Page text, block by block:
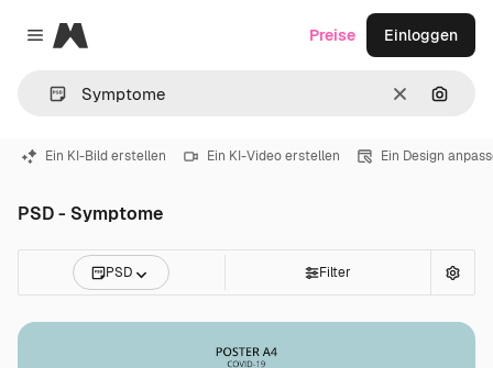
Close menu
Magnific
LöschenNach
Preise Einloggen
Ein KI-Bild erstellen Ein KI-Video erstellen Ein Design
PSD - Symptome
PSD Filter